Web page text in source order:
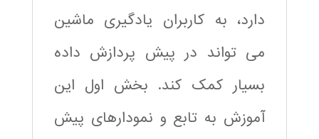
دارد، به کاربران یادگیری ماشین
می تواند در پیش پردازش داده
بسیار کمک کند. بخش اول این
آموزش به تابع و نمودارهای پیش